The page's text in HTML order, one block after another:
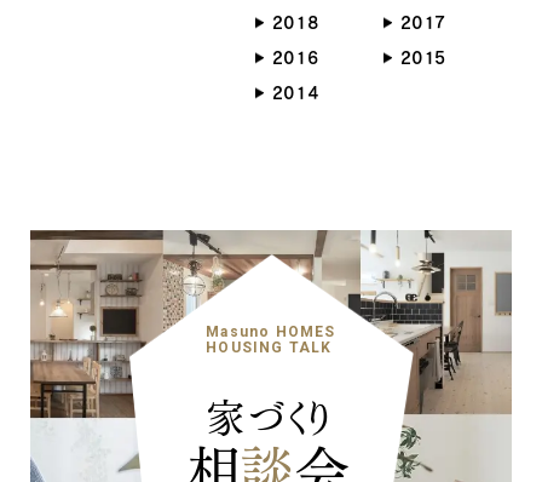
2018
2017
2016
2015
2014
Masuno HOMES
HOUSING TALK
家づくり